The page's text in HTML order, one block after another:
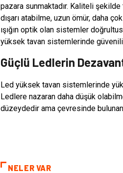
pazara sunmaktadır. Kaliteli şekilde
dışarı atabilme, uzun ömür, daha
ışığın optik olan sistemler
yüksek tavan sistemlerinde
Güçlü Ledlerin
Led yüksek tavan sistemlerinde
Ledlere nazaran daha düşük
düzeydedir ama çevresinde
NELER VAR